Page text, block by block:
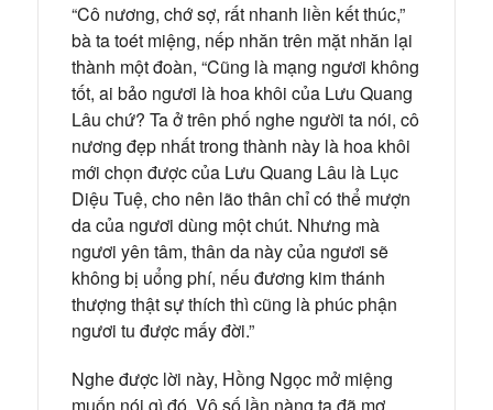
“Cô nương, chớ sợ, rất nhanh liền kết thúc,”
bà ta toét miệng, nếp nhăn trên mặt nhăn lại
thành một đoàn, “Cũng là mạng ngươi không
tốt, ai bảo ngươi là hoa khôi của Lưu Quang
Lâu chứ? Ta ở trên phố nghe người ta nói, cô
nương đẹp nhất trong thành này là hoa khôi
mới chọn được của Lưu Quang Lâu là Lục
Diệu Tuệ, cho nên lão thân chỉ có thể mượn
da của ngươi dùng một chút. Nhưng mà
ngươi yên tâm, thân da này của ngươi sẽ
không bị uổng phí, nếu đương kim thánh
thượng thật sự thích thì cũng là phúc phận
ngươi tu được mấy đời.”
Nghe được lời này, Hồng Ngọc mở miệng